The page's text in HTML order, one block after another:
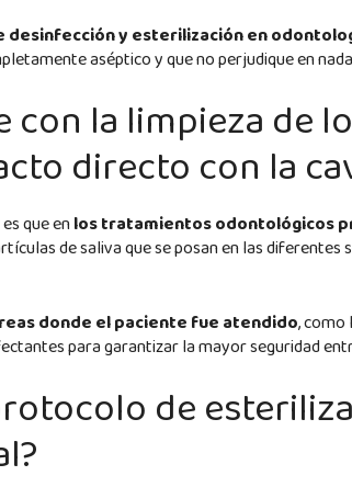
desinfección y esterilización en
aséptico y que no perjudique en
con la limpieza de
directo con la
que enlos tratamientos odontológicos
de saliva que se posan en las
donde el paciente fue atendido, como
para garantizar la mayor seguridad
de